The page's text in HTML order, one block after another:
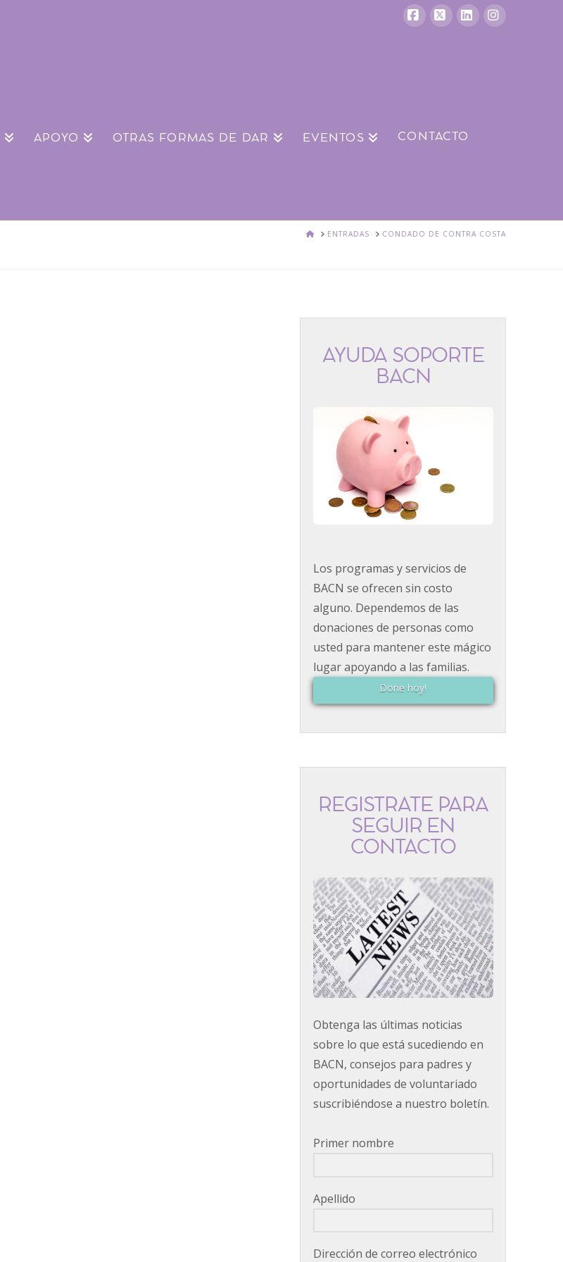
APOYO OTRAS FORMAS DE DAR EVENTOS CONTACTO
HOGARENTRADAS CONDADO DE CONTRA COSTA
AYUDA SOPORTE
BACN
Los programas y servicios de
BACN se ofrecen sin costo
alguno. Dependemos de las
donaciones de personas como
usted para mantener este mágico
lugar apoyando a las familias.
Done hoy!
REGÍSTRATE PARA
SEGUIR EN
CONTACTO
Obtenga las últimas noticias
sobre lo que está sucediendo en
BACN, consejos para padres y
oportunidades de voluntariado
suscribiéndose a nuestro boletín.
Primer nombre
Apellido
Dirección de correo electrónico